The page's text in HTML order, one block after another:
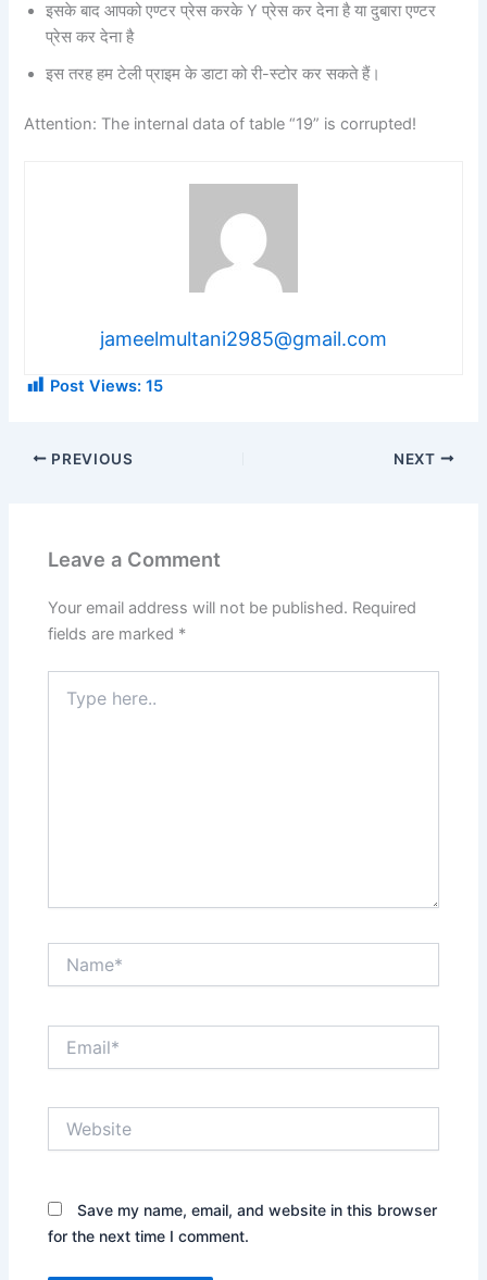
इसके बाद आपको एण्टर प्रेस करके Y प्रेस कर देना है या दुबारा एण्टर
प्रेस कर देना है
इस तरह हम टेली प्राइम के डाटा को री-स्टोर कर सकते हैं।
Attention: The internal data of table “19” is corrupted!
jameelmultani2985@gmail.com
Post Views: 15
PREVIOUS NEXT
Leave a Comment
Your email address will not be published. Required
fields are marked *
here..
Save my name, email, and website in this browser
for the next time I comment.